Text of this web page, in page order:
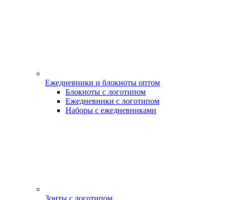
Ежедневники и блокноты оптом
Блокноты с логотипом
Ежедневники с логотипом
Наборы с ежедневниками
Зонты с логотипом